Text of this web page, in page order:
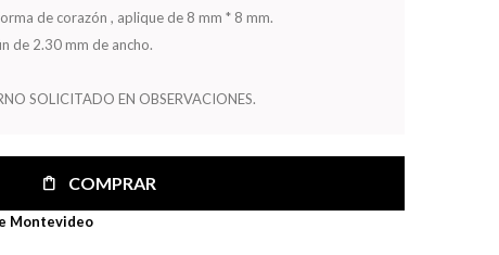
de corazón , aplique de 8 mm * 8 mm.
de 2.30 mm de ancho.
SOLICITADO EN OBSERVACIONES.
COMPRAR
Montevideo